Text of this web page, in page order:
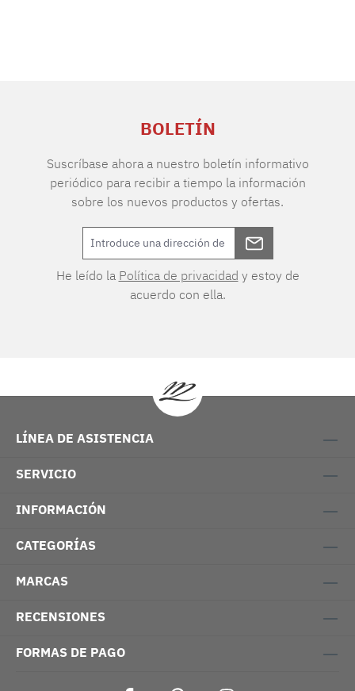
BOLETÍN
Suscríbase ahora a nuestro boletín informativo
periódico para recibir a tiempo la información
sobre los nuevos productos y ofertas.
He leído la Política de privacidad y estoy de
acuerdo con ella.
LÍNEA DE ASISTENCIA
SERVICIO
INFORMACIÓN
CATEGORÍAS
MARCAS
RECENSIONES
FORMAS DE PAGO